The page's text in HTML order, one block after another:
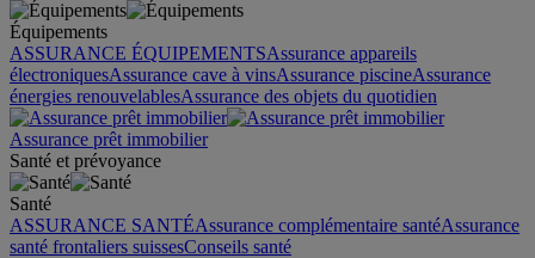
Équipements
ASSURANCE ÉQUIPEMENTSAssurance appareils
électroniquesAssurance cave à vinsAssurance piscineAssurance
énergies renouvelablesAssurance des objets du quotidien
Assurance prêt immobilier
Santé et prévoyance
Santé
ASSURANCE SANTÉAssurance complémentaire santéAssurance
santé frontaliers suissesConseils santé